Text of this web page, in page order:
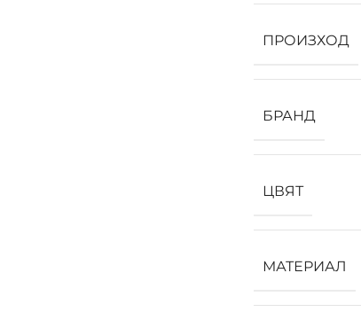
ПРОИЗХОД
БРАНД
ЦВЯТ
МАТЕРИАЛ